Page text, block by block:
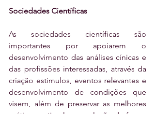
Sociedades Científicas
As sociedades científicas são
importantes por apoiarem o
desenvolvimento das análises cínicas e
das profissões interessadas, através da
criação estímulos, eventos relevantes e
desenvolvimento de condições que
visem, além de preservar as melhores